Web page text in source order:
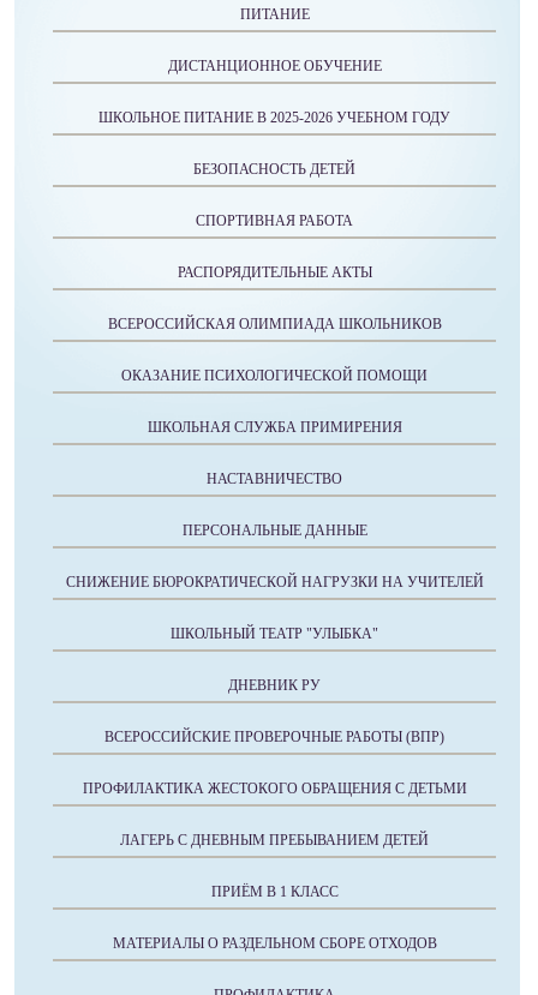
ПИТАНИЕ
ДИСТАНЦИОННОЕ ОБУЧЕНИЕ
ШКОЛЬНОЕ ПИТАНИЕ В 2025-2026 УЧЕБНОМ ГОДУ
БЕЗОПАСНОСТЬ ДЕТЕЙ
СПОРТИВНАЯ РАБОТА
РАСПОРЯДИТЕЛЬНЫЕ АКТЫ
ВСЕРОССИЙСКАЯ ОЛИМПИАДА ШКОЛЬНИКОВ
ОКАЗАНИЕ ПСИХОЛОГИЧЕСКОЙ ПОМОЩИ
ШКОЛЬНАЯ СЛУЖБА ПРИМИРЕНИЯ
НАСТАВНИЧЕСТВО
ПЕРСОНАЛЬНЫЕ ДАННЫЕ
СНИЖЕНИЕ БЮРОКРАТИЧЕСКОЙ НАГРУЗКИ НА УЧИТЕЛЕЙ
ШКОЛЬНЫЙ ТЕАТР "УЛЫБКА"
ДНЕВНИК РУ
ВСЕРОССИЙСКИЕ ПРОВЕРОЧНЫЕ РАБОТЫ (ВПР)
ПРОФИЛАКТИКА ЖЕСТОКОГО ОБРАЩЕНИЯ С ДЕТЬМИ
ЛАГЕРЬ С ДНЕВНЫМ ПРЕБЫВАНИЕМ ДЕТЕЙ
ПРИЁМ В 1 КЛАСС
МАТЕРИАЛЫ О РАЗДЕЛЬНОМ СБОРЕ ОТХОДОВ